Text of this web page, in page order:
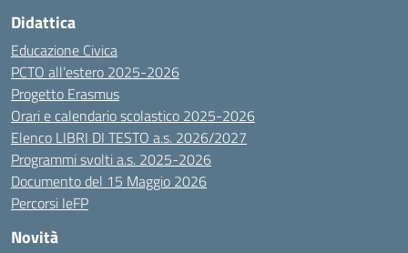
Didattica
Educazione Civica
PCTO all’estero 2025-2026
Progetto Erasmus
Orari e calendario scolastico 2025-2026
Elenco LIBRI DI TESTO a.s. 2026/2027
Programmi svolti a.s. 2025-2026
Documento del 15 Maggio 2026
Percorsi IeFP
Novità